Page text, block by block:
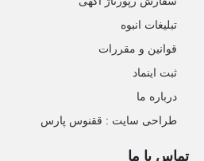
تبلیغات انبوه
قوانین و مقررات
ثبت اینماد
درباره ما
طراحی سایت : ققنوس پارس
تماس با ما